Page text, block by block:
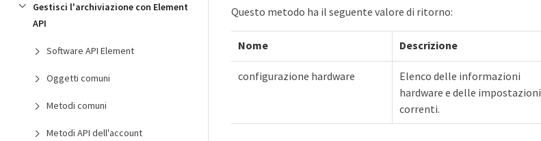
Gestisci l'archiviazione con Element
API
Software API Element
Oggetti comuni
Metodi comuni
Metodi API dell'account
Questo metodo ha il seguente valore di ritorno:
Nome Descrizione
configurazione hardware
Elenco delle informazioni
hardware e delle impostazioni
correnti.